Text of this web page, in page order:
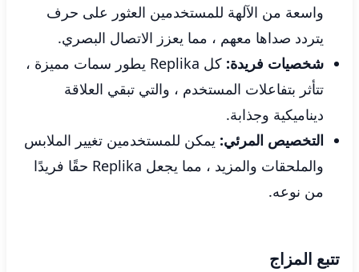
واسعة من الآلهة للمستخدمين العثور على حرف
يتردد صداها معهم ، مما يعزز الاتصال البصري.
شخصيات فريدة:
كل Replika يطور سمات مميزة ،
تتأثر بتفاعلات المستخدم ، والتي تبقي العلاقة
ديناميكية وجذابة.
التخصيص المرئي: يمكن للمستخدمين تغيير الملابس
والملحقات والمزيد ، مما يجعل Replika حقًا فريدًا
من نوعه.
تتبع المزاج